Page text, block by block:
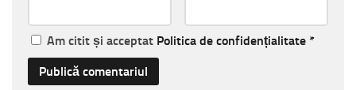
Am citit și acceptat Politica de confidențialitate *